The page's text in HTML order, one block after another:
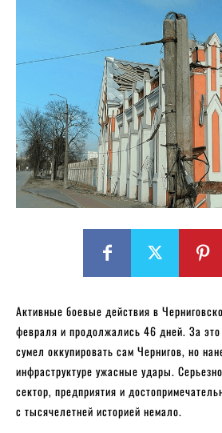
Активные боевые действия в
февраля и продолжались 46 дней. За это
сумел оккупировать сам Чернигов, но
инфраструктуре ужасные удары.
сектор, предприятия и
с тысячелетней историей немало.